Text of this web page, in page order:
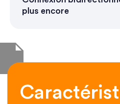
plus encore